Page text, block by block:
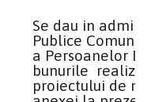
Se dau in
Publice
a Persoanelor
bunurile
proiectului de